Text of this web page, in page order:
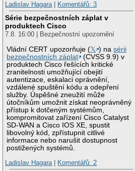
Ladislav Hagara| Komentářů: 3
Série bezpečnostních záplat v
produktech Cisco
7.8. 16:00 | Bezpečnostní upozornění
Vládní CERT upozorňuje (𝕏 ) nasérii
bezpečnostních záplat
(CVSS 9.9) v
produktech Cisco řešících kritické
zranitelnosti umožňující obejití
autentizace, eskalaci oprávnění,
vzdálené spuštění kódu a odepření
služby. Úspěšné zneužití může
útočníkům umožnit získat neoprávněný
přístup k dotčeným systémům,
kompromitovat zařízení Cisco Catalyst
SD-WAN a Cisco IOS XE, spustit
libovolný kód, zpřístupnit citlivé
informace nebo narušit dostupnost
postižených systémů.
Ladislav Hagara| Komentářů: 2